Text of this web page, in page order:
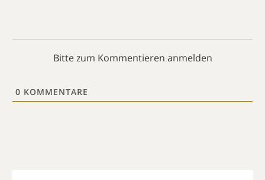
Bitte zum Kommentieren anmelden
0 KOMMENTARE